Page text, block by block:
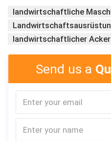
TAVOL-Traktor
Gruppe Co., Ltd.
landwirtschaftliche
landwirtschaftlicher
Send us a